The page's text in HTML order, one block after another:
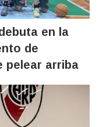
en la
de
pelear arriba